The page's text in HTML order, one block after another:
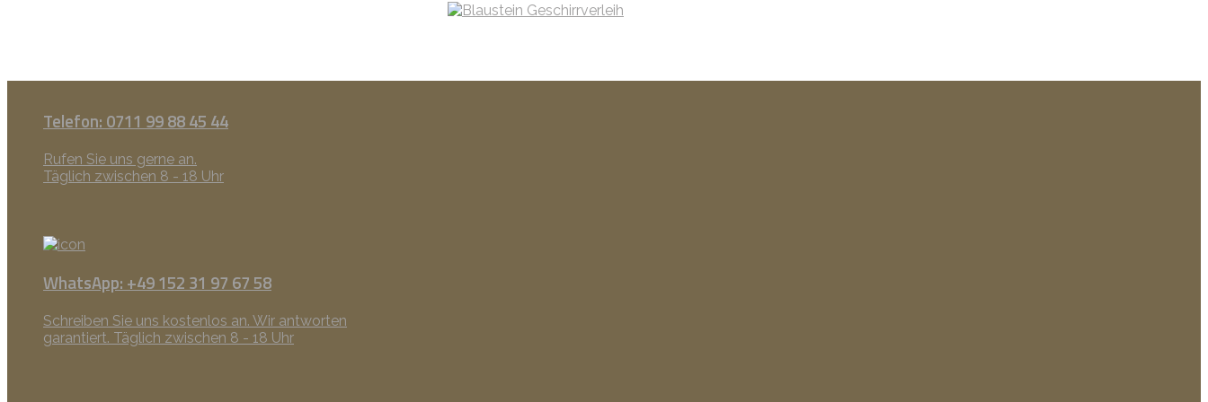
Telefon: 0711 99 88 45 44
Rufen Sie uns gerne an.
Täglich zwischen 8 - 18 Uhr
WhatsApp: +49 152 31 97 67 58
Schreiben Sie uns kostenlos an. Wir antworten
garantiert. Täglich zwischen 8 - 18 Uhr